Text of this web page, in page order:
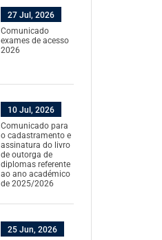
27 Jul, 2026
Comunicado
exames de acesso
2026
10 Jul, 2026
Comunicado para
o cadastramento e
assinatura do livro
de outorga de
diplomas referente
ao ano académico
de 2025/2026
25 Jun, 2026